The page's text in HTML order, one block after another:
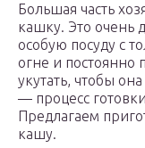
Большая часть
кашку. Это очень
особую посуду с
огне и постоянно
укутать, чтобы
— процесс
Предлагаем
кашу.